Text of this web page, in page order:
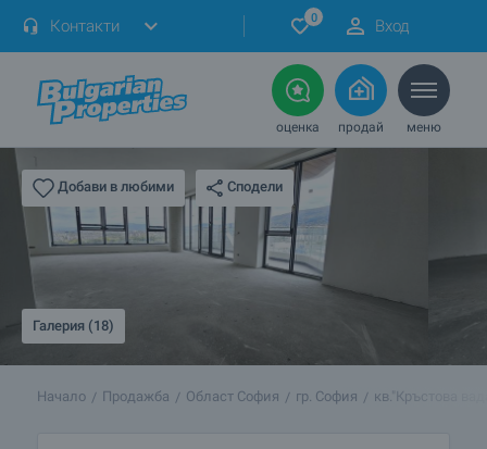
Контакти 0 Вход
оценка продай меню
Добави в любими Сподели
Галерия (18)
Начало Продажба Област София гр. София кв."Кръстова